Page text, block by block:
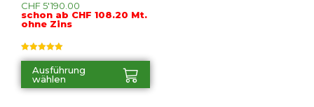
CHF5'190.00
schon ab CHF 108.20 Mt.
ohne Zins
Bewertet mit
5.00von 5
Ausführung
wählen